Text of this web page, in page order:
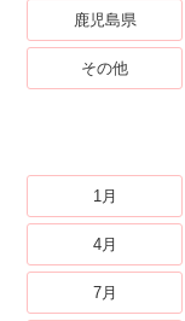
鹿児島県
その他
1月
4月
7月